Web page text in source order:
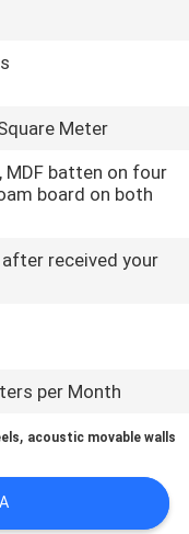
Meter
MDF batten on four
board on both
received your
per Month
, acoustic movable walls